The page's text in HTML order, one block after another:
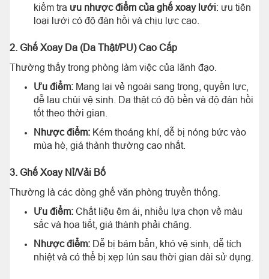
kiểm tra ưu nhược điểm của ghế xoay lưới: ưu tiên
loại lưới có độ đàn hồi và chịu lực cao.
2. Ghế Xoay Da (Da Thật/PU) Cao Cấp
Thường thấy trong phòng làm việc của lãnh đạo.
Ưu điểm: Mang lại vẻ ngoài sang trọng, quyền lực,
dễ lau chùi vệ sinh. Da thật có độ bền và độ đàn hồi
tốt theo thời gian.
Nhược điểm: Kém thoáng khí, dễ bị nóng bức vào
mùa hè, giá thành thường cao nhất.
3. Ghế Xoay Nỉ/Vải Bố
Thường là các dòng ghế văn phòng truyền thống.
Ưu điểm: Chất liệu êm ái, nhiều lựa chọn về màu
sắc và họa tiết, giá thành phải chăng.
Nhược điểm: Dễ bị bám bẩn, khó vệ sinh, dễ tích
nhiệt và có thể bị xẹp lún sau thời gian dài sử dụng.